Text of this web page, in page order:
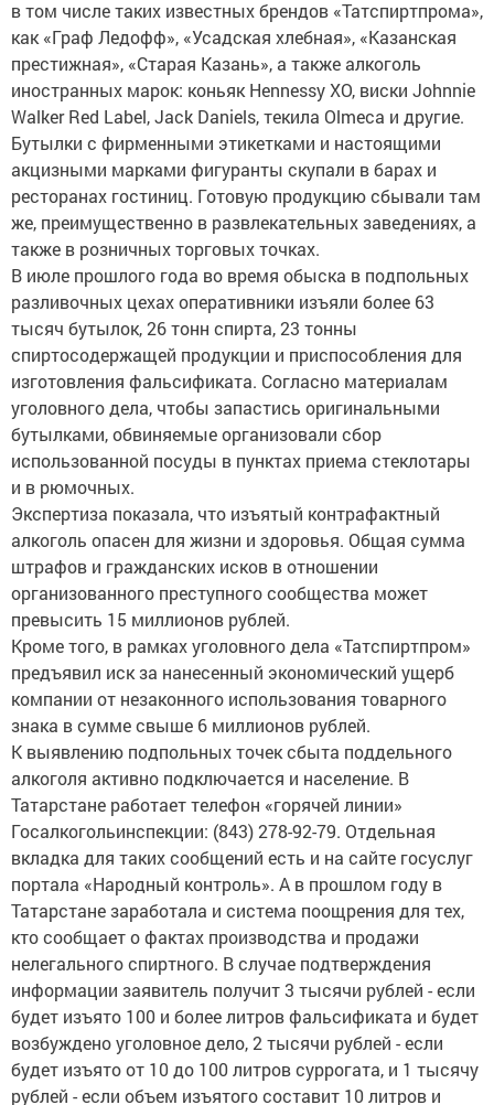
в том числе таких известных брендов «Татспиртпрома»,
как «Граф Ледофф», «Усадская хлебная», «Казанская
престижная», «Старая Казань», а также алкоголь
иностранных марок: коньяк Hennessy XO, виски Johnnie
Walker Red Label, Jack Daniels, текила Olmeca и другие.
Бутылки с фирменными этикетками и настоящими
акцизными марками фигуранты скупали в барах и
ресторанах гостиниц. Готовую продукцию сбывали там
же, преимущественно в развлекательных заведениях, а
также в розничных торговых точках.
В июле прошлого года во время обыска в подпольных
разливочных цехах оперативники изъяли более 63
тысяч бутылок, 26 тонн спирта, 23 тонны
спиртосодержащей продукции и приспособления для
изготовления фальсификата. Согласно материалам
уголовного дела, чтобы запастись оригинальными
бутылками, обвиняемые организовали сбор
использованной посуды в пунктах приема стеклотары
и в рюмочных.
Экспертиза показала, что изъятый контрафактный
алкоголь опасен для жизни и здоровья. Общая сумма
штрафов и гражданских исков в отношении
организованного преступного сообщества может
превысить 15 миллионов рублей.
Кроме того, в рамках уголовного дела «Татспиртпром»
предъявил иск за нанесенный экономический ущерб
компании от незаконного использования товарного
знака в сумме свыше 6 миллионов рублей.
К выявлению подпольных точек сбыта поддельного
алкоголя активно подключается и население. В
Татарстане работает телефон «горячей линии»
Госалкогольинспекции: (843) 278-92-79. Отдельная
вкладка для таких сообщений есть и на сайте госуслуг
портала «Народный контроль». А в прошлом году в
Татарстане заработала и система поощрения для тех,
кто сообщает о фактах производства и продажи
нелегального спиртного. В случае подтверждения
информации заявитель получит 3 тысячи рублей - если
будет изъято 100 и более литров фальсификата и будет
возбуждено уголовное дело, 2 тысячи рублей - если
будет изъято от 10 до 100 литров суррогата, и 1 тысячу
рублей - если объем изъятого составит 10 литров и